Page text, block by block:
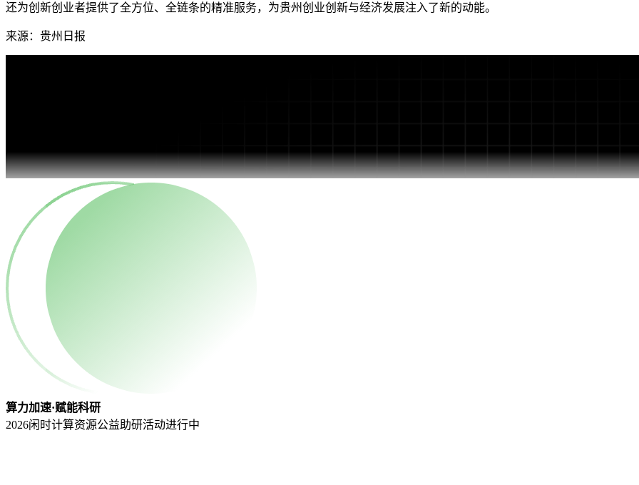
还为创新创业者提供了全方位、全链条的精准服务，为贵州创业创新与经济发展注入了新的动能。
来源：贵州日报
算力加速·赋能科研
2026闲时计算资源公益助研活动进行中